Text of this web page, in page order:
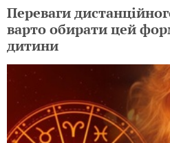
Переваги
варто обирати цей
дитини